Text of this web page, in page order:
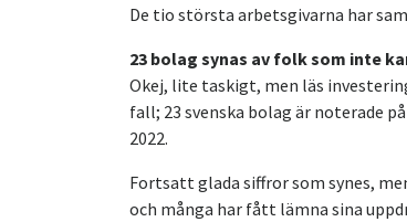
De tio största arbetsgivarna har
23 bolag synas av folk som inte
Okej, lite taskigt, men läs
fall; 23 svenska bolag är noterade
2022.
Fortsatt glada siffror som synes,
och många har fått lämna sina